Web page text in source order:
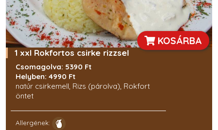
KOSÁRBA
1 xxl Rokfortos csirke rizzsel
Csomagolva: 5390 Ft
Helyben: 4990 Ft
natúr csirkemell, Rizs (párolva), Rokfort
öntet
Allergének: